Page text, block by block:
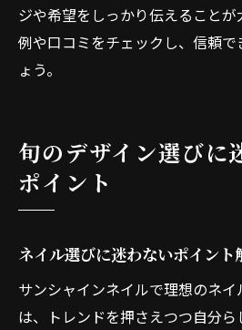
ジや希望をしっかり伝えること
例や口コミをチェックし、信頼
ょう。
旬のデザイン選びに
ポイント
ネイル選びに迷わないポイント
サンシャインネイルで理想のネ
は、トレンドを押さえつつ自分